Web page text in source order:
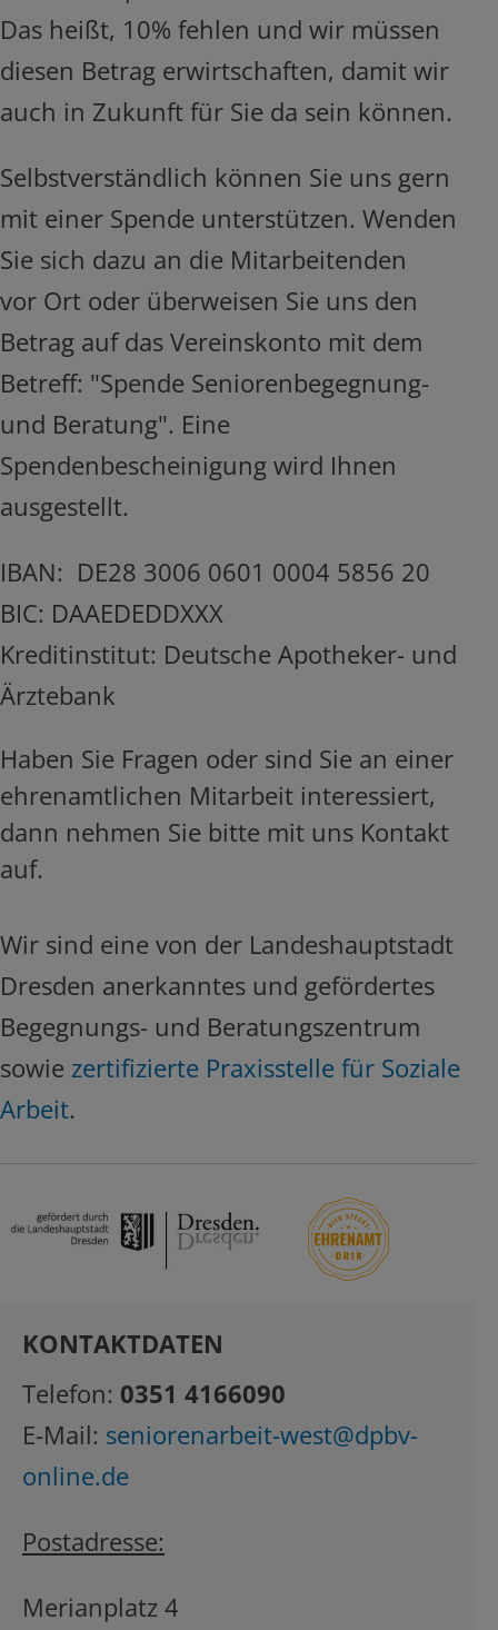
Das heißt, 10% fehlen und wir müssen
diesen Betrag erwirtschaften, damit wir
auch in Zukunft für Sie da sein können.
Selbstverständlich können Sie uns gern
mit einer Spende unterstützen. Wenden
Sie sich dazu an die Mitarbeitenden
vor Ort oder überweisen Sie uns den
Betrag auf das Vereinskonto mit dem
Betreff: "Spende Seniorenbegegnung-
und Beratung". Eine
Spendenbescheinigung wird Ihnen
ausgestellt.
IBAN: DE28 3006 0601 0004 5856 20
BIC: DAAEDEDDXXX
Kreditinstitut: Deutsche Apotheker- und
Ärztebank
Haben Sie Fragen oder sind Sie an einer
ehrenamtlichen Mitarbeit interessiert,
dann nehmen Sie bitte mit uns Kontakt
auf.
Wir sind eine von der Landeshauptstadt
Dresden anerkanntes und gefördertes
Begegnungs- und Beratungszentrum
sowie zertifizierte Praxisstelle für Soziale
Arbeit.
KONTAKTDATEN
Telefon: 0351 4166090
E-Mail: seniorenarbeit-west@dpbv-
online.de
Postadresse:
Merianplatz 4